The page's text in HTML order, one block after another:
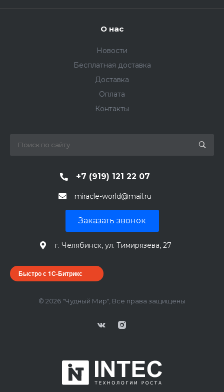
О нас
Новости
Бесплатная доставка
Доставка
Оплата
Контакты
+7 (919) 121 22 07
miracle-world@mail.ru
Заказать звонок
г. Челябинск, ул. Тимирязева, 27
Быстро с 1С-Битрикс
© 2026 "Чудный Мир", Все права защищены